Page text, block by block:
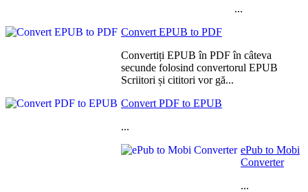
...
Convert EPUB to PDF
Convertiți EPUB în PDF în câteva
secunde folosind convertorul EPUB
Scriitori și cititori vor gă...
Convert PDF to EPUB
...
ePub to Mobi
Converter
...